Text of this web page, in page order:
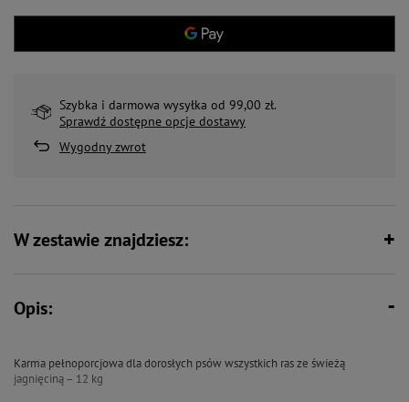
Szybka i darmowa wysyłka od 99,00 zł.
Sprawdź dostępne opcje dostawy
Wygodny zwrot
W zestawie znajdziesz:
Opis:
Karma pełnoporcjowa dla dorosłych psów wszystkich ras ze świeżą
jagnięciną – 12 kg